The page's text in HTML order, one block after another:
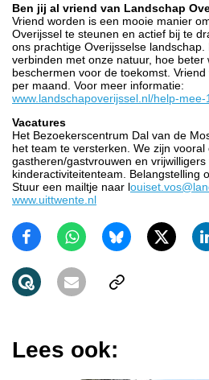
Ben jij al vriend van Landschap
Vriend worden is een mooie manier
Overijssel te steunen en actief bij te
ons prachtige Overijsselse
verbinden met onze natuur, hoe beter
beschermen voor de toekomst.
per maand. Voor meer informatie:
www.landschapoverijssel.nl/help-
Vacatures
Het Bezoekerscentrum Dal van de
het team te versterken. We zijn vooral
gastheren/gastvrouwen en vrijwilligers
kinderactiviteitenteam. Belangstelling
Stuur een mailtje naar l
www.uittwente.nl
Lees ook: